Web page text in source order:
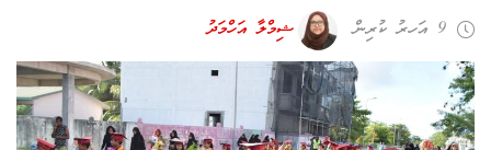
9 އަހރު ކުރިން ޝިމްލާ އަހްމަދު